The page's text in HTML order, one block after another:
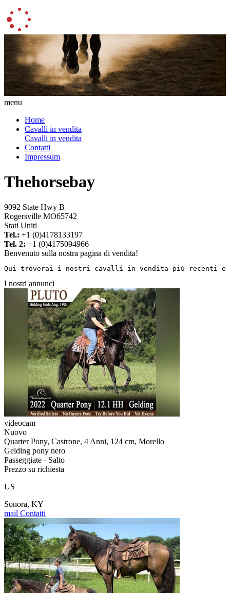
menu
Home
Cavalli in vendita
Cavalli in vendita
Contatti
Impressum
Thehorsebay
9092 State Hwy B
Rogersville MO65742
Stati Uniti
Tel.: +1 (0)4178133197
Tel. 2: +1 (0)4175094966
Benvenuto sulla nostra pagina di vendita!
Qui troverai i nostri cavalli in vendita più recenti e
I nostri annunci
videocam
Nuovo
Quarter Pony, Castrone, 4 Anni, 124 cm, Morello
Gelding pony nero
Passeggiate · Salto
Prezzo su richiesta
US
Sonora, KY
mail Contatti